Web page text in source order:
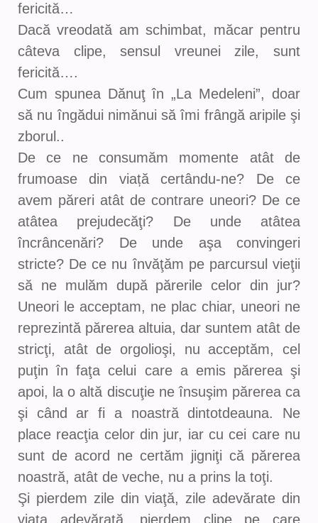
fericită…
Dacă vreodată am schimbat, măcar pentru
câteva clipe, sensul vreunei zile, sunt
fericită….
Cum spunea Dănuţ în „La Medeleni”, doar
să nu îngădui nimănui să îmi frângă aripile şi
zborul..
De ce ne consumăm momente atât de
frumoase din viață certându-ne? De ce
avem păreri atât de contrare uneori? De ce
atâtea prejudecăţi? De unde atâtea
încrâncenări? De unde aşa convingeri
stricte? De ce nu învăţăm pe parcursul vieţii
să ne mulăm după părerile celor din jur?
Uneori le acceptam, ne plac chiar, uneori ne
reprezintă părerea altuia, dar suntem atât de
stricţi, atât de orgolioşi, nu acceptăm, cel
puţin în faţa celui care a emis părerea şi
apoi, la o altă discuţie ne însuşim părerea ca
şi când ar fi a noastră dintotdeauna. Ne
place reacţia celor din jur, iar cu cei care nu
sunt de acord ne certăm jigniţi că părerea
noastră, atât de veche, nu a prins la toţi.
Şi pierdem zile din viaţă, zile adevărate din
viaţa adevărată, pierdem clipe pe care